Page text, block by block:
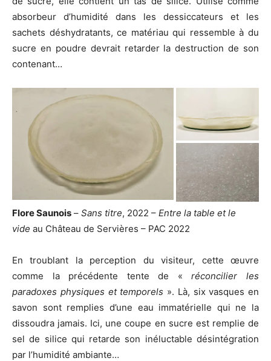
absorbeur d’humidité dans les dessiccateurs et les
sachets déshydratants, ce matériau qui ressemble à du
sucre en poudre devrait retarder la destruction de son
contenant…
Flore Saunois – Sans titre, 2022 – Entre la table et le
vide au Château de Servières – PAC 2022
En troublant la perception du visiteur, cette œuvre
comme la précédente tente de « réconcilier les
paradoxes physiques et temporels ». Là, six vasques en
savon sont remplies d’une eau immatérielle qui ne la
dissoudra jamais. Ici, une coupe en sucre est remplie de
sel de silice qui retarde son inéluctable désintégration
par l’humidité ambiante…